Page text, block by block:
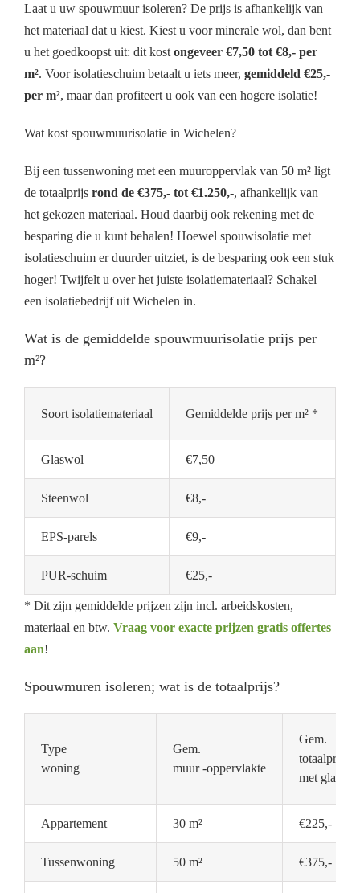
Laat u uw spouwmuur isoleren? De prijs is afhankelijk van
het materiaal dat u kiest. Kiest u voor minerale wol, dan bent
u het goedkoopst uit: dit kost ongeveer €7,50 tot €8,- per
m². Voor isolatieschuim betaalt u iets meer, gemiddeld €25,-
per m², maar dan profiteert u ook van een hogere isolatie!
Wat kost spouwmuurisolatie in Wichelen?
Bij een tussenwoning met een muuroppervlak van 50 m² ligt
de totaalprijs rond de €375,- tot €1.250,-, afhankelijk van
het gekozen materiaal. Houd daarbij ook rekening met de
besparing die u kunt behalen! Hoewel spouwisolatie met
isolatieschuim er duurder uitziet, is de besparing ook een stuk
hoger! Twijfelt u over het juiste isolatiemateriaal? Schakel
een isolatiebedrijf uit Wichelen in.
Wat is de gemiddelde spouwmuurisolatie prijs per
m²?
Soort isolatiemateriaal Gemiddelde prijs per m² *
Glaswol €7,50
Steenwol €8,-
EPS-parels €9,-
PUR-schuim €25,-
* Dit zijn gemiddelde prijzen zijn incl. arbeidskosten,
materiaal en btw. Vraag voor exacte prijzen gratis offertes
aan!
Spouwmuren isoleren; wat is de totaalprijs?
Type
woning
Gem.
muur -oppervlakte
Gem.
totaalprijs
met
Appartement 30 m² €225,-
Tussenwoning 50 m² €375,-